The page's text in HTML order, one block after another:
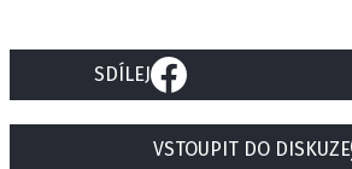
SDÍLEJ
VSTOUPIT DO DISKUZE